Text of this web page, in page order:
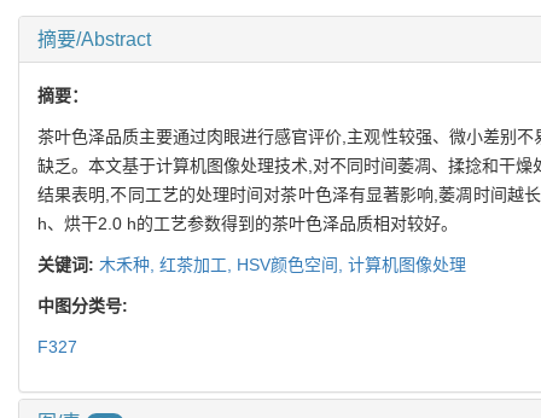
摘要/Abstract
摘要：
茶叶色泽品质主要通过肉眼进行感官评价,主观性较强、微小差别
缺乏。本文基于计算机图像处理技术,对不同时间萎凋、揉捻和干
结果表明,不同工艺的处理时间对茶叶色泽有显著影响,萎凋时间越
h、烘干2.0 h的工艺参数得到的茶叶色泽品质相对较好。
关键词: 木禾种, 红茶加工, HSV颜色空间, 计算机图像处理
中图分类号:
F327